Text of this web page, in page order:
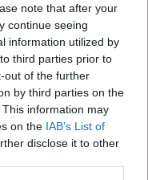
note that after your
continue seeing
information utilized by
third parties prior to
out of the further
by third parties on the
This information may
on the IAB’s List of
disclose it to other